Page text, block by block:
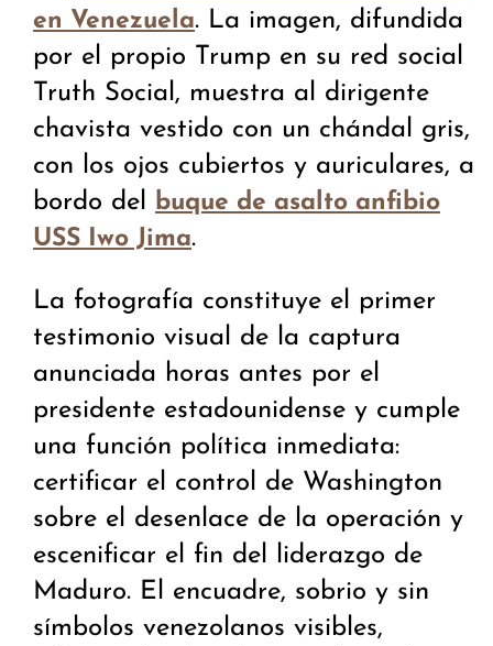
en Venezuela. La imagen, difundida
por el propio Trump en su red social
Truth Social, muestra al dirigente
chavista vestido con un chándal gris,
con los ojos cubiertos y auriculares, a
bordo del buque de asalto anfibio
USS Iwo Jima.
La fotografía constituye el primer
testimonio visual de la captura
anunciada horas antes por el
presidente estadounidense y cumple
una función política inmediata:
certificar el control de Washington
sobre el desenlace de la operación y
escenificar el fin del liderazgo de
Maduro. El encuadre, sobrio y sin
símbolos venezolanos visibles,